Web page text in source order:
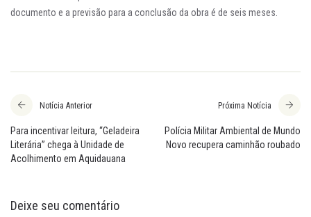
documento e a previsão para a conclusão da obra é de seis meses.
Notícia Anterior
Para incentivar leitura, “Geladeira
Literária” chega à Unidade de
Acolhimento em Aquidauana
Próxima Notícia
Polícia Militar Ambiental de Mundo
Novo recupera caminhão roubado
Deixe seu comentário